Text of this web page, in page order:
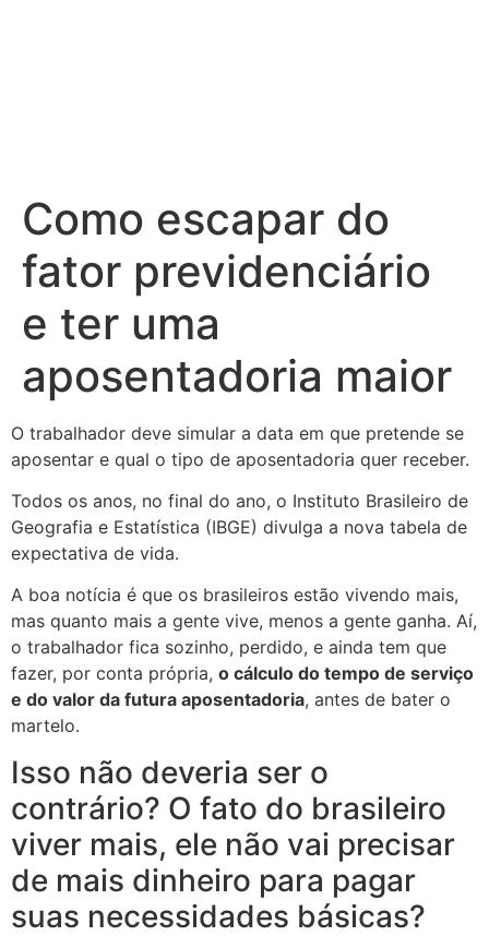
Como escapar do
fator previdenciário
e ter uma
aposentadoria maior
O trabalhador deve simular a data em que pretende se
aposentar e qual o tipo de aposentadoria quer receber.
Todos os anos, no final do ano, o Instituto Brasileiro de
Geografia e Estatística (IBGE) divulga a nova tabela de
expectativa de vida.
A boa notícia é que os brasileiros estão vivendo mais,
mas quanto mais a gente vive, menos a gente ganha. Aí,
o trabalhador fica sozinho, perdido, e ainda tem que
fazer, por conta própria, o cálculo do tempo de serviço
e do valor da futura aposentadoria, antes de bater o
martelo.
Isso não deveria ser o
contrário? O fato do brasileiro
viver mais, ele não vai precisar
de mais dinheiro para pagar
suas necessidades básicas?